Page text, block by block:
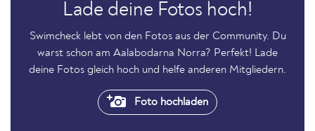
Lade deine Fotos hoch!
Swimcheck lebt von den Fotos aus der Community. Du
warst schon am Aalabodarna Norra? Perfekt! Lade
deine Fotos gleich hoch und helfe anderen Mitgliedern.
Foto hochladen